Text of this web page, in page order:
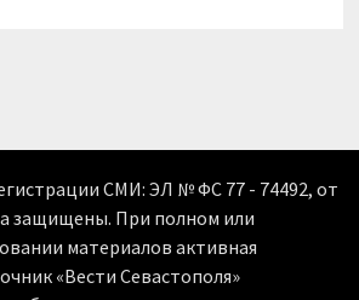
СМИ: ЭЛ № ФС 77 - 74492, от
защищены. При полном или
материалов активная
«Вести Севастополя»